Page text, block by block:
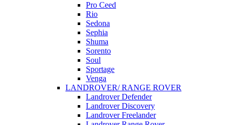
Pro Ceed
Rio
Sedona
Sephia
Shuma
Sorento
Soul
Sportage
Venga
LANDROVER/ RANGE ROVER
Landrover Defender
Landrover Discovery
Landrover Freelander